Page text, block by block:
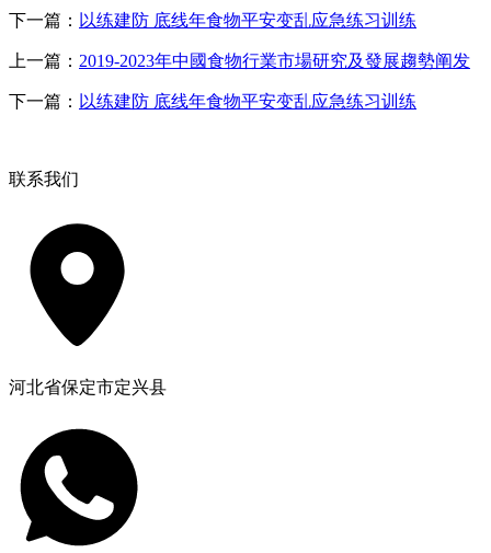
下一篇： 以练建防 底线年食物平安变乱应急练习训练
上一篇： 2019-2023年中國食物行業市場研究及發展趨勢阐发
下一篇： 以练建防 底线年食物平安变乱应急练习训练
联系我们
河北省保定市定兴县